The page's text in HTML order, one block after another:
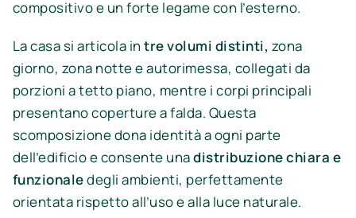
compositivo e un forte legame con l’esterno.
La casa si articola intre volumi distinti, zona
giorno, zona notte e autorimessa, collegati da
porzioni a tetto piano, mentre i corpi principali
presentano coperture a falda. Questa
scomposizione dona identità a ogni parte
dell’edificio e consente unadistribuzione chiara e
funzionaledegli ambienti, perfettamente
orientata rispetto all’uso e alla luce naturale.